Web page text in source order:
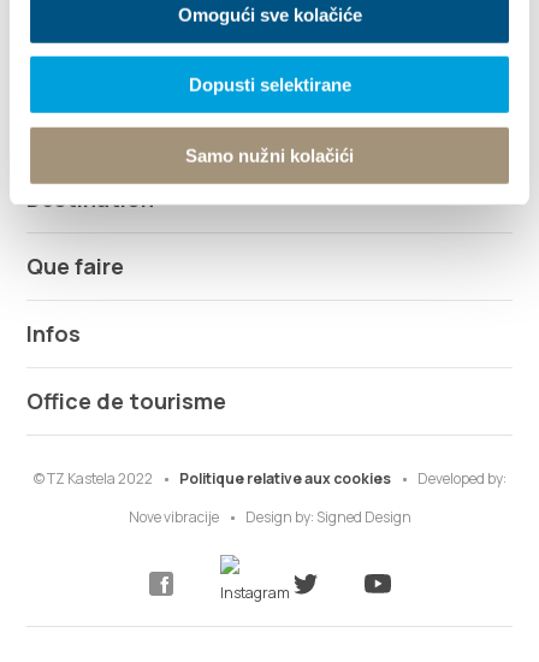
Omogući sve kolačiće
Dopusti selektirane
Samo nužni kolačići
info@kastela-info.hr
Rechercher
Destination
Que faire
Infos
Office de tourisme
© TZ Kastela 2022 Politique relative aux cookies
Developed by:
Nove vibracije
Design by: Signed Design